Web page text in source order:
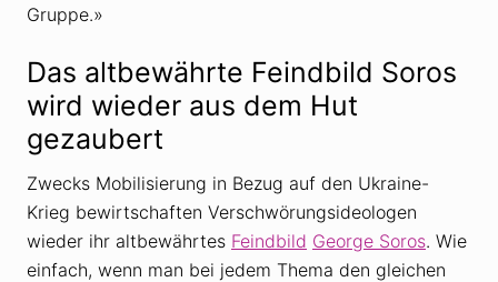
Gruppe.»
Das altbewährte Feindbild Soros
wird wieder aus dem Hut
gezaubert
Zwecks Mobilisierung in Bezug auf den Ukraine-
Krieg bewirtschaften Verschwörungsideologen
wieder ihr altbewährtes Feindbild George Soros. Wie
einfach, wenn man bei jedem Thema den gleichen